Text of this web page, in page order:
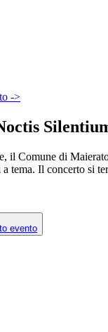
->
il Comune di
tema. Il concerto si
evento